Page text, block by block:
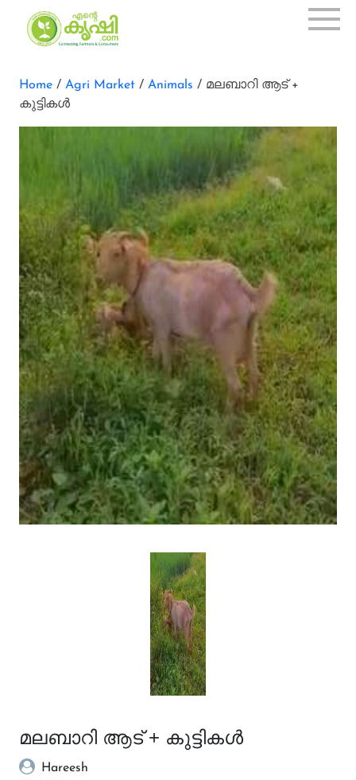
Home / Agri Market / Animals / മലബാറി ആട് +
കുട്ടികൾ
മലബാറി ആട് + കുട്ടികൾ
Hareesh